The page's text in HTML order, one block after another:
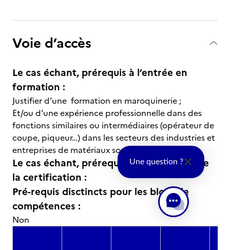
Voie d’accès
Le cas échant, prérequis à l’entrée en
formation :
Justifier d’une formation en maroquinerie ;
Et/ou d’une expérience professionnelle dans des
fonctions similaires ou intermédiaires (opérateur de
coupe, piqueur…) dans les secteurs des industries et
entreprises de matériaux souples.
Le cas échant, prérequis à la validation de
la certification :
Pré-requis disctincts pour les blocs de
compétences :
Non
Une question ?